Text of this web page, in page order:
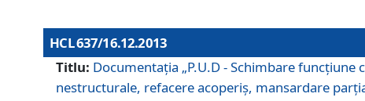
HCL 637/16.12.2013
Titlu: Documentaţia „P.U.D - Schimbare
nestructurale, refacere acoperiş, mansardare